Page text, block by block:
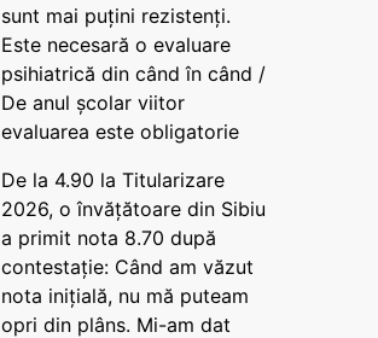
sunt mai puțini rezistenți.
Este necesară o evaluare
psihiatrică din când în când /
De anul școlar viitor
evaluarea este obligatorie
De la 4.90 la Titularizare
2026, o învățătoare din Sibiu
a primit nota 8.70 după
contestație: Când am văzut
nota inițială, nu mă puteam
opri din plâns. Mi-am dat